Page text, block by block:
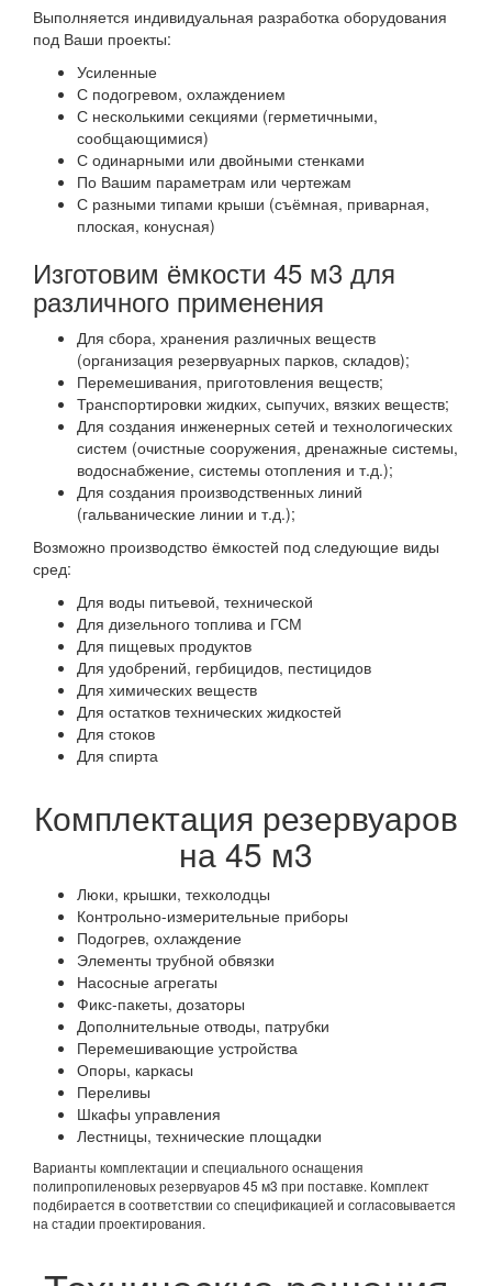
Выполняется индивидуальная разработка оборудования
под Ваши проекты:
Усиленные
С подогревом, охлаждением
С несколькими секциями (герметичными,
сообщающимися)
С одинарными или двойными стенками
По Вашим параметрам или чертежам
С разными типами крыши (съёмная, приварная,
плоская, конусная)
Изготовим ёмкости 45 м3 для
различного применения
Для сбора, хранения различных веществ
(организация резервуарных парков, складов);
Перемешивания, приготовления веществ;
Транспортировки жидких, сыпучих, вязких веществ;
Для создания инженерных сетей и технологических
систем (очистные сооружения, дренажные системы,
водоснабжение, системы отопления и т.д.);
Для создания производственных линий
(гальванические линии и т.д.);
Возможно производство ёмкостей под следующие виды
сред:
Для воды питьевой, технической
Для дизельного топлива и ГСМ
Для пищевых продуктов
Для удобрений, гербицидов, пестицидов
Для химических веществ
Для остатков технических жидкостей
Для стоков
Для спирта
Комплектация резервуаров
на 45 м3
Люки, крышки, техколодцы
Контрольно-измерительные приборы
Подогрев, охлаждение
Элементы трубной обвязки
Насосные агрегаты
Фикс-пакеты, дозаторы
Дополнительные отводы, патрубки
Перемешивающие устройства
Опоры, каркасы
Переливы
Шкафы управления
Лестницы, технические площадки
Варианты комплектации и специального оснащения
полипропиленовых резервуаров 45 м3 при поставке. Комплект
подбирается в соответствии со спецификацией и согласовывается
на стадии проектирования.